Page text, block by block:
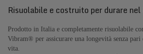
Risuolabile e costruito per durare
Prodotto in Italia e completamente risuolabile
Vibram® per assicurare una longevità senza pari
vita.